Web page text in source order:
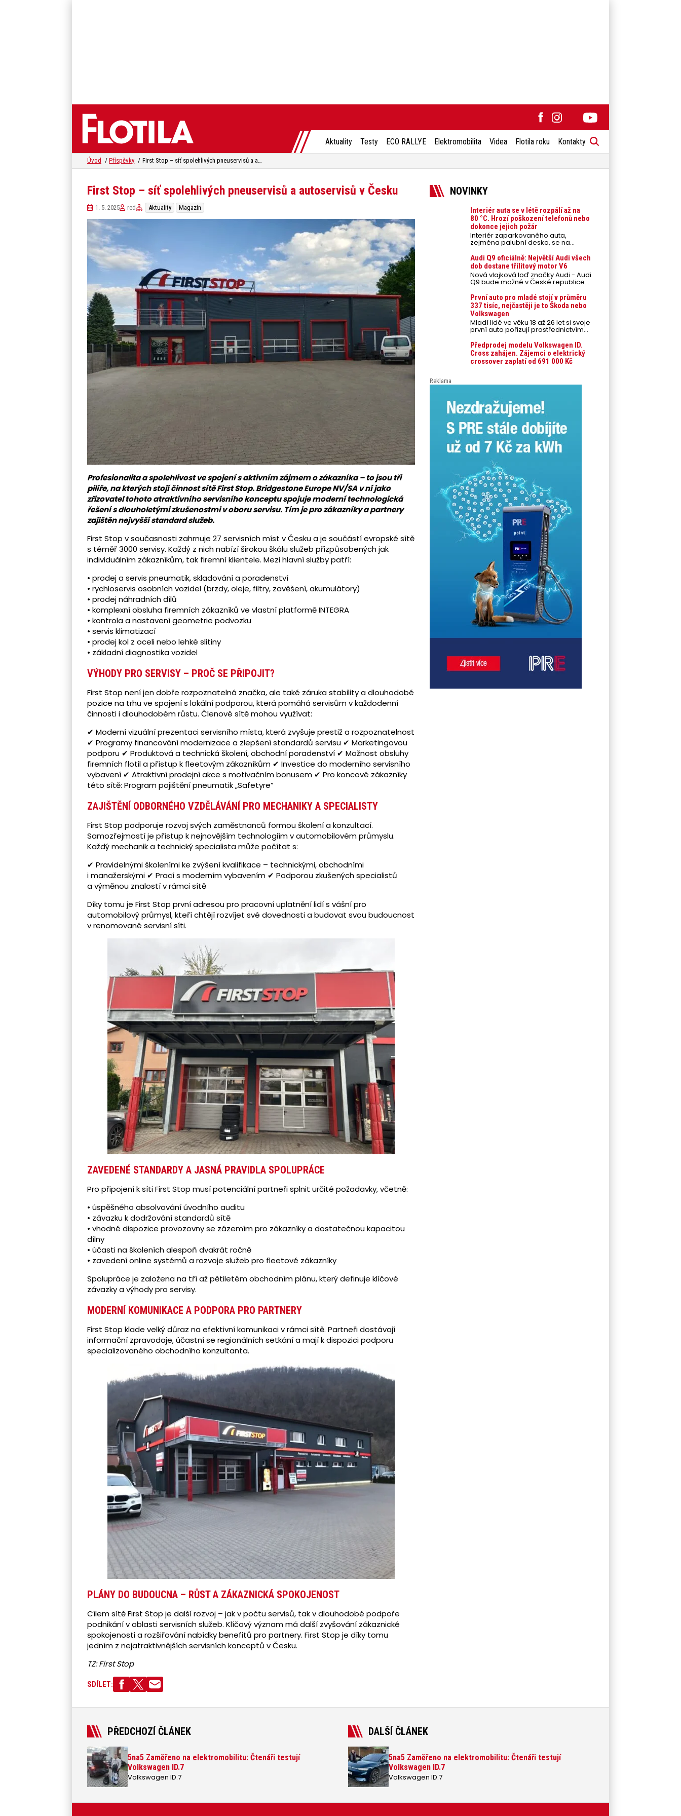
Aktuality Testy ECO RALLYE Elektromobilita Videa Flotila roku Kontakty
Úvod Příspěvky First Stop – síť spolehlivých pneuservisů a autoservisů v Česku
First Stop – síť spolehlivých pneuservisů a autoservisů v Česku
1. 5. 2025 red Aktuality Magazín
Profesionalita a spolehlivost ve spojení s aktivním zájmem o zákazníka – to jsou tři
pilíře, na kterých stojí činnost sítě First Stop. Bridgestone Europe NV/SA v ní jako
zřizovatel tohoto atraktivního servisního konceptu spojuje moderní technologická
řešení s dlouholetými zkušenostmi v oboru servisu. Tím je pro zákazníky a partnery
zajištěn nejvyšší standard služeb.
First Stop v současnosti zahrnuje 27 servisních míst v Česku a je součástí evropské sítě
s téměř 3000 servisy. Každý z nich nabízí širokou škálu služeb přizpůsobených jak
individuálním zákazníkům, tak firemní klientele. Mezi hlavní služby patří:
• prodej a servis pneumatik, skladování a poradenství
• rychloservis osobních vozidel (brzdy, oleje, filtry, zavěšení, akumulátory)
• prodej náhradních dílů
• komplexní obsluha firemních zákazníků ve vlastní platformě INTEGRA
• kontrola a nastavení geometrie podvozku
• servis klimatizací
• prodej kol z oceli nebo lehké slitiny
• základní diagnostika vozidel
VÝHODY PRO SERVISY – PROČ SE PŘIPOJIT?
First Stop není jen dobře rozpoznatelná značka, ale také záruka stability a dlouhodobé
pozice na trhu ve spojení s lokální podporou, která pomáhá servisům v každodenní
činnosti i dlouhodobém růstu. Členové sítě mohou využívat:
✔ Moderní vizuální prezentaci servisního místa, která zvyšuje prestiž a rozpoznatelnost
✔ Programy financování modernizace a zlepšení standardů servisu ✔ Marketingovou
podporu ✔ Produktová a technická školení, obchodní poradenství ✔ Možnost obsluhy
firemních flotil a přístup k fleetovým zákazníkům ✔ Investice do moderního servisního
vybavení ✔ Atraktivní prodejní akce s motivačním bonusem ✔ Pro koncové zákazníky
této sítě: Program pojištění pneumatik „Safetyre”
ZAJIŠTĚNÍ ODBORNÉHO VZDĚLÁVÁNÍ PRO MECHANIKY A SPECIALISTY
First Stop podporuje rozvoj svých zaměstnanců formou školení a konzultací.
Samozřejmostí je přístup k nejnovějším technologiím v automobilovém průmyslu.
Každý mechanik a technický specialista může počítat s:
✔ Pravidelnými školeními ke zvýšení kvalifikace – technickými, obchodními
i manažerskými ✔ Prací s moderním vybavením ✔ Podporou zkušených specialistů
a výměnou znalostí v rámci sítě
Díky tomu je First Stop první adresou pro pracovní uplatnění lidí s vášní pro
automobilový průmysl, kteří chtějí rozvíjet své dovednosti a budovat svou budoucnost
v renomované servisní síti.
ZAVEDENÉ STANDARDY A JASNÁ PRAVIDLA SPOLUPRÁCE
Pro připojení k síti First Stop musí potenciální partneři splnit určité požadavky, včetně:
• úspěšného absolvování úvodního auditu
• závazku k dodržování standardů sítě
• vhodné dispozice provozovny se zázemím pro zákazníky a dostatečnou kapacitou
dílny
• účasti na školeních alespoň dvakrát ročně
• zavedení online systémů a rozvoje služeb pro fleetové zákazníky
Spolupráce je založena na tří až pětiletém obchodním plánu, který definuje klíčové
závazky a výhody pro servisy.
MODERNÍ KOMUNIKACE A PODPORA PRO PARTNERY
First Stop klade velký důraz na efektivní komunikaci v rámci sítě. Partneři dostávají
informační zpravodaje, účastní se regionálních setkání a mají k dispozici podporu
specializovaného obchodního konzultanta.
PLÁNY DO BUDOUCNA – RŮST A ZÁKAZNICKÁ SPOKOJENOST
Cílem sítě First Stop je další rozvoj – jak v počtu servisů, tak v dlouhodobé podpoře
podnikání v oblasti servisních služeb. Klíčový význam má další zvyšování zákaznické
spokojenosti a rozšiřování nabídky benefitů pro partnery. First Stop je díky tomu
jedním z nejatraktivnějších servisních konceptů v Česku.
TZ: First Stop
SDÍLET:
NOVINKY
Interiér auta se v létě rozpálí až na
80 °C. Hrozí poškození telefonů nebo
dokonce jejich požár
Interiér zaparkovaného auta,
zejména palubní deska, se na
přímém slunci může během letních
veder rozpálit až na 80 °C. Takové
teploty představují nebezpečí pro
odložené mobilní telefony,
powerbanky nebo notebooky. Můžou
urychlit stárnutí baterií, poškodit
případech i zvýšit riziko požáru.
Audi Q9 oficiálně: Největší Audi všech
dob dostane třílitový motor V6
Nová vlajková loď značky Audi - Audi
Q9 bude možné v České republice
objednávat od prvního srpnového
týdne 2026, kde budou oznámeny
také české ceny.
První auto pro mladé stojí v průměru
337 tisíc, nejčastěji je to Škoda nebo
Volkswagen
Mladí lidé ve věku 18 až 26 let si svoje
první auto pořizují prostřednictvím
úvěrového financování jako ojeté. Je
to tak u 93,3 % lidí, jen 6,7 % si pořídí
nové auto. Průměrná pořizovací
cena vozu dosahuje 337 tisíc korun a
průměrná financovaná částka
posledních 10 let (2016–2026).
Předprodej modelu Volkswagen ID.
Cross zahájen. Zájemci o elektrický
crossover zaplatí od 691 000 Kč
Reklama
PŘEDCHOZÍ ČLÁNEK
5na5 Zaměřeno na elektromobilitu: Čtenáři testují
Volkswagen ID.7
Volkswagen ID.7
DALŠÍ ČLÁNEK
5na5 Zaměřeno na elektromobilitu: Čtenáři testují
Volkswagen ID.7
Volkswagen ID.7